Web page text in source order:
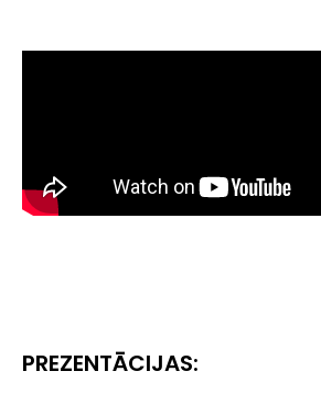
PREZENTĀCIJAS: